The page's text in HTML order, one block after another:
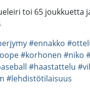
toi 65 joukkuetta
#ennakko
#korhonen #niko
#haastattelu
#lehdistötilaisuus